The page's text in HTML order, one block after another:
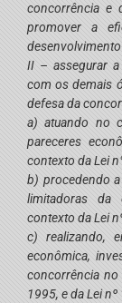
concorrência e
promover a
II – assegurar a
com os demais
defesa da
a) atuando no
pareceres
contexto da Lei
b) procedendo
limitadoras da
contexto da Lei
c) realizando,
econômica,
concorrência
1995, e da Lei